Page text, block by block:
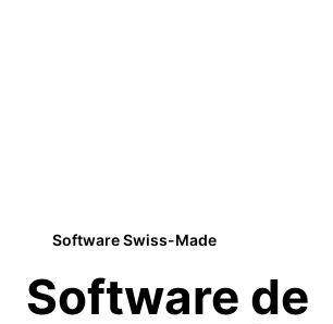
Software Swiss-Made
Software de